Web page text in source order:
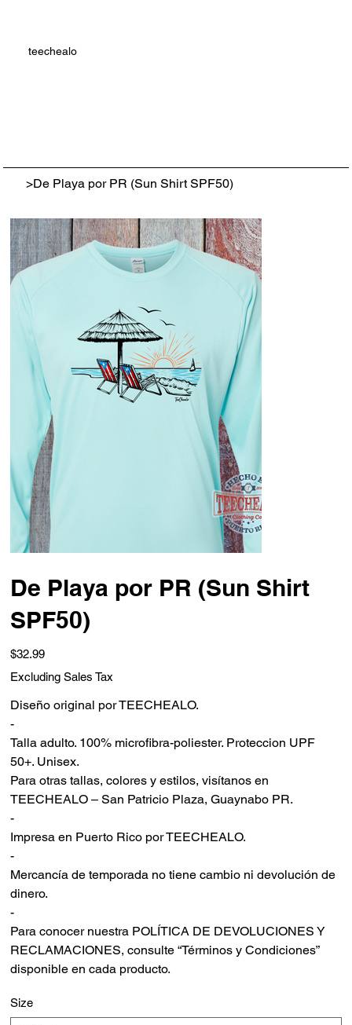
teechealo
>De Playa por PR (Sun Shirt SPF50)
De Playa por PR (Sun Shirt
SPF50)
Price
$32.99
Excluding Sales Tax
Diseño original por TEECHEALO.
-
Talla adulto. 100% microfibra-poliester. Proteccion UPF
50+. Unisex.
Para otras tallas, colores y estilos, visítanos en
TEECHEALO – San Patricio Plaza, Guaynabo PR.
-
Impresa en Puerto Rico por TEECHEALO.
-
Mercancía de temporada no tiene cambio ni devolución de
dinero.
-
Para conocer nuestra POLÍTICA DE DEVOLUCIONES Y
RECLAMACIONES, consulte “Términos y Condiciones”
disponible en cada producto.
Size